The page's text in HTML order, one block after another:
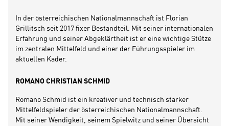
In der österreichischen Nationalmannschaft ist Florian
Grillitsch seit 2017 fixer Bestandteil. Mit seiner internationalen
Erfahrung und seiner Abgeklärtheit ist er eine wichtige Stütze
im zentralen Mittelfeld und einer der Führungsspieler im
aktuellen Kader.
ROMANO CHRISTIAN SCHMID
Romano Schmid ist ein kreativer und technisch starker
Mittelfeldspieler der österreichischen Nationalmannschaft.
Mit seiner Wendigkeit, seinem Spielwitz und seiner Übersicht